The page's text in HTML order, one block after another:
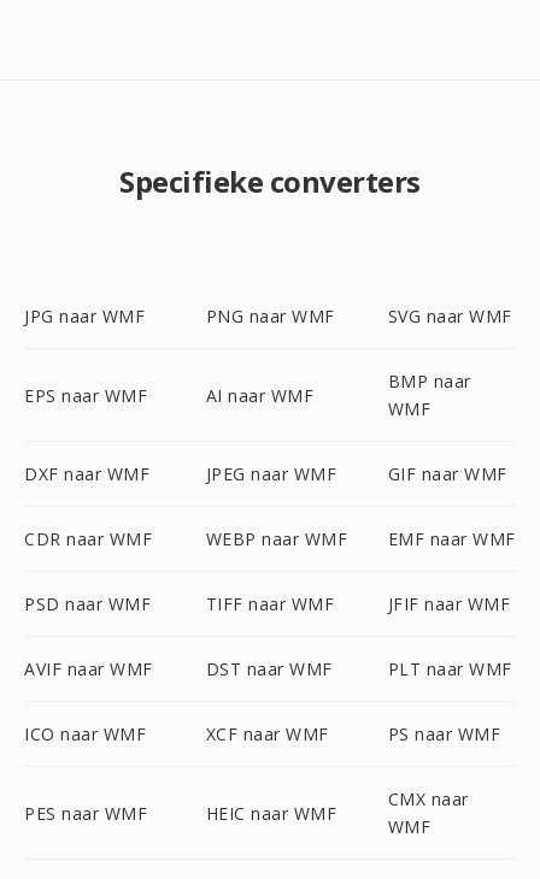
Specifieke converters
JPG naar WMF PNG naar WMF SVG naar WMF
EPS naar WMF AI naar WMF
BMP naar
WMF
DXF naar WMF JPEG naar WMF GIF naar WMF
CDR naar WMF WEBP naar WMF EMF naar WMF
PSD naar WMF TIFF naar WMF JFIF naar WMF
AVIF naar WMF DST naar WMF PLT naar WMF
ICO naar WMF XCF naar WMF PS naar WMF
PES naar WMF HEIC naar WMF
CMX naar
WMF